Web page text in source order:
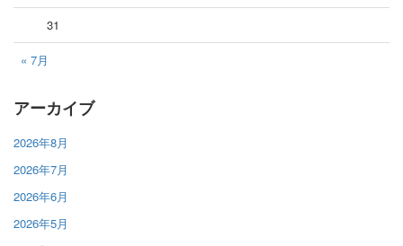
« 7月
31
アーカイブ
2026年8月
2026年7月
2026年6月
2026年5月